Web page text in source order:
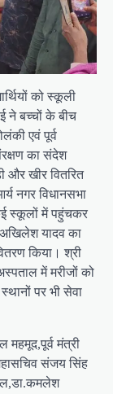
को स्कूली
ने बच्चों के बीच
एवं पूर्व
का संदेश
और खीर वितरित
नगर विधानसभा
स्कूलों में पहुंचकर
अखिलेश यादव का
किया। श्री
में मरीजों को
पर भी सेवा
मंत्री
संजय सिंह